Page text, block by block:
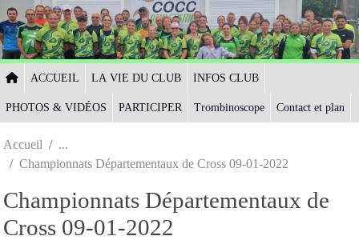
ACCUEIL LA VIE DU CLUB INFOS CLUB
PHOTOS & VIDÉOS PARTICIPER Trombinoscope Contact et plan
Accueil
Championnats Départementaux de Cross 09-01-2022
Championnats Départementaux de
Cross 09-01-2022
Panneau de gestion des cookies